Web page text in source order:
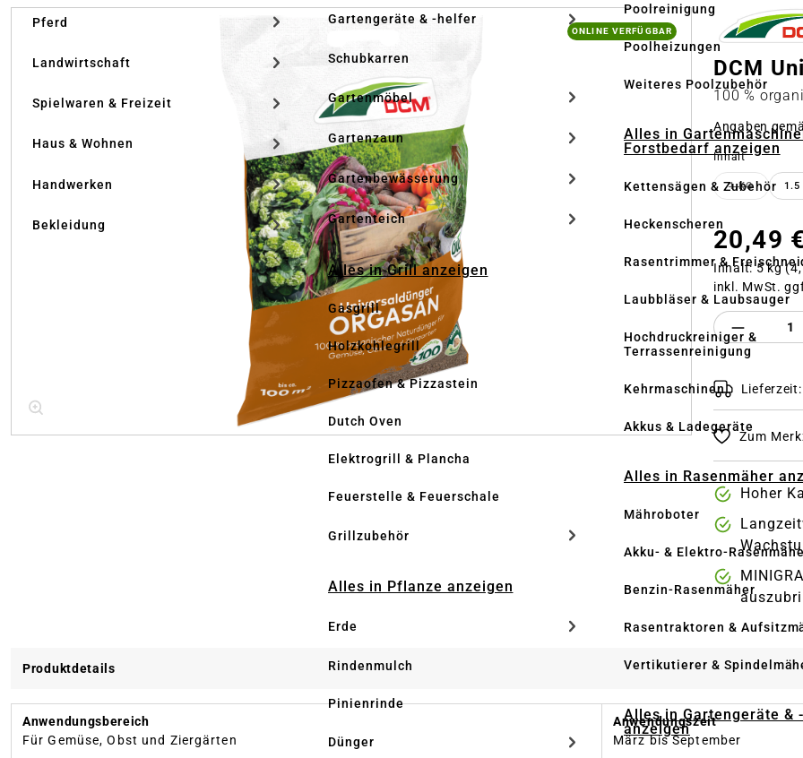
Pferd
Landwirtschaft
Spielwaren & Freizeit
Haus & Wohnen
Handwerken
Bekleidung
Gartengeräte & -helfer
Schubkarren
Gartenmöbel
Gartenzaun
Gartenbewässerung
Gartenteich
Alles in Grill anzeigen
Gasgrill
Holzkohlegrill
Pizzaofen & Pizzastein
Dutch Oven
Elektrogrill & Plancha
Feuerstelle & Feuerschale
Grillzubehör
Alles in Pflanze anzeigen
Erde
Rindenmulch
Pinienrinde
Dünger
Poolreinigung
Poolheizungen
Weiteres Poolzubehör
Alles in
Forstbedarf anzeigen
Kettensägen & Zubehör
Heckenscheren
Rasentrimmer &
Laubbläser & Laubsauger
Hochdruckreiniger &
Terrassenreinigung
Kehrmaschinen
Akkus & Ladegeräte
Alles in Rasenmäher
Mähroboter
Akku- & Elektro-
Benzin-Rasenmäher
Rasentraktoren &
Vertikutierer &
Alles in Gartengeräte &
anzeigen
Bildergalerie überspringen
ONLINE VERFÜGBAR
DCM
100 %
Angaben
Inhaltauswählen
1 KG(DIESE 1.5
20,49 €
Inhalt:5 kg
inkl. MwSt.
Produkt
Zum
Hoher
Produktdetails
Anwendungsbereich
Für Gemüse, Obst und Ziergärten
Anwendungszeit
März bis September